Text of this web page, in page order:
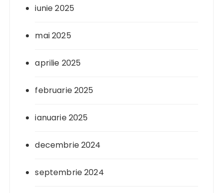
iunie 2025
mai 2025
aprilie 2025
februarie 2025
ianuarie 2025
decembrie 2024
septembrie 2024